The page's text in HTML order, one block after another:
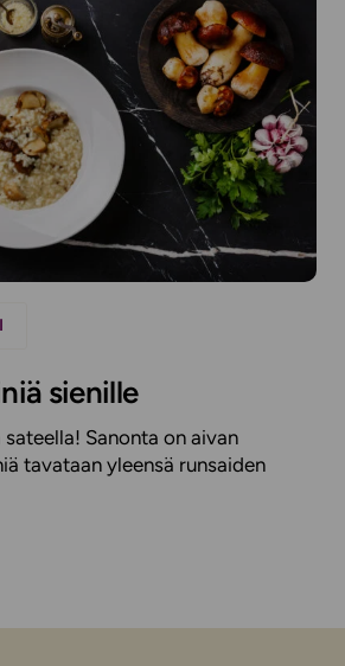
sienille
sateella! Sanonta on aivan
tavataan yleensä runsaiden